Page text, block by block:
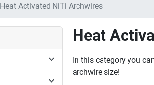
Heat Activated NiTi Archwires


Heat
In this category you
archwire size!